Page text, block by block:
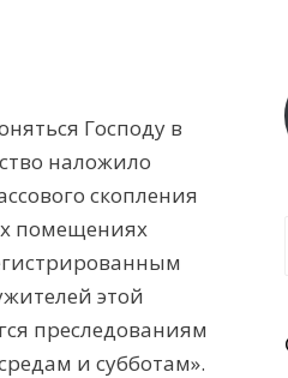
Господу в
наложило
скопления
помещениях
этой
преследованиям
и субботам».